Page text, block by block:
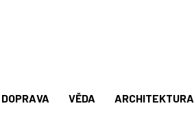
DOPRAVA VĚDA ARCHITEKTURA